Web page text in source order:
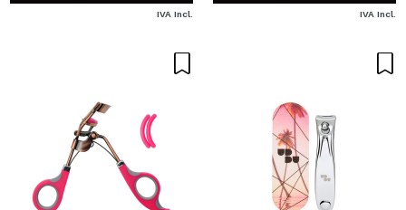
IVA Incl. IVA Incl.